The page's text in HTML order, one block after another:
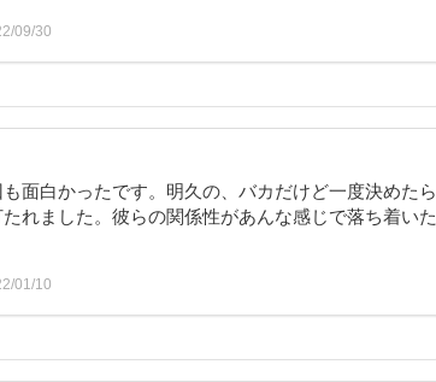
09/30
面白かったです。明久の、バカだけど一度決めたら
れました。彼らの関係性があんな感じで落ち着いた
01/10